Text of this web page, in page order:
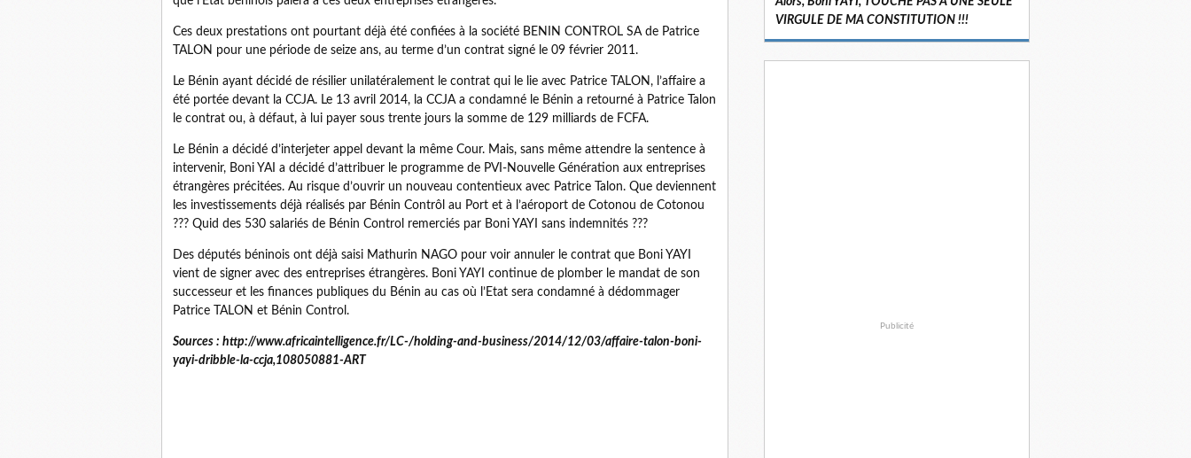
Ces deux prestations ont pourtant déjà été confiées à la société BENIN CONTROL SA de Patrice
TALON pour une période de seize ans, au terme d’un contrat signé le 09 février 2011.
Le Bénin ayant décidé de résilier unilatéralement le contrat qui le lie avec Patrice TALON, l’affaire a
été portée devant la CCJA. Le 13 avril 2014, la CCJA a condamné le Bénin a retourné à Patrice Talon
le contrat ou, à défaut, à lui payer sous trente jours la somme de 129 milliards de FCFA.
Le Bénin a décidé d’interjeter appel devant la même Cour. Mais, sans même attendre la sentence à
intervenir, Boni YAI a décidé d’attribuer le programme de PVI-Nouvelle Génération aux entreprises
étrangères précitées. Au risque d’ouvrir un nouveau contentieux avec Patrice Talon. Que deviennent
les investissements déjà réalisés par Bénin Contrôl au Port et à l’aéroport de Cotonou de Cotonou
??? Quid des 530 salariés de Bénin Control remerciés par Boni YAYI sans indemnités ???
Des députés béninois ont déjà saisi Mathurin NAGO pour voir annuler le contrat que Boni YAYI
vient de signer avec des entreprises étrangères. Boni YAYI continue de plomber le mandat de son
successeur et les finances publiques du Bénin au cas où l’Etat sera condamné à dédommager
Patrice TALON et Bénin Control.
Sources : http://www.africaintelligence.fr/LC-/holding-and-business/2014/12/03/affaire-talon-boni-
yayi-dribble-la-ccja,108050881-ART
VIRGULE DE MA CONSTITUTION !!!
Publicité